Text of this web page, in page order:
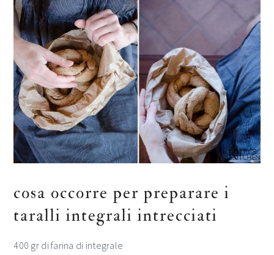
cosa occorre per preparare i
taralli integrali intrecciati
400 gr di farina di integrale